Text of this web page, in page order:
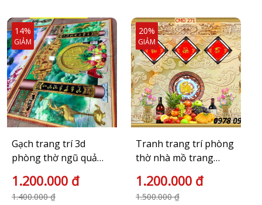
Gạch trang trí 3d
phòng thờ ngũ quả
1.200.000 đ
1.400.000 ₫
14%
GIẢM
Tranh trang trí phòng
thờ nhà mồ trang
1.200.000 đ
1.500.000 ₫
20%
GIẢM